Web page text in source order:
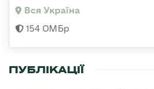
Вся Україна
154 ОМБр
ПУБЛІКАЦІЇ